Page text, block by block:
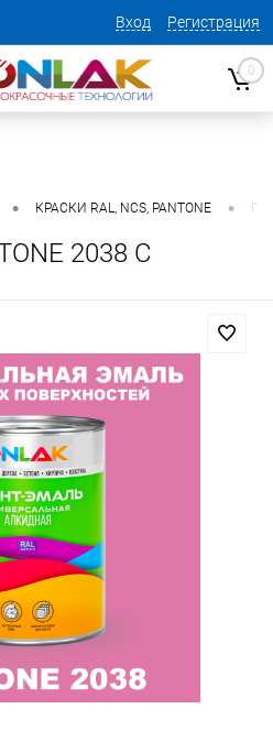
Вход Регистрация
0
• КРАСКИ RAL, NCS, PANTONE •
2038 C